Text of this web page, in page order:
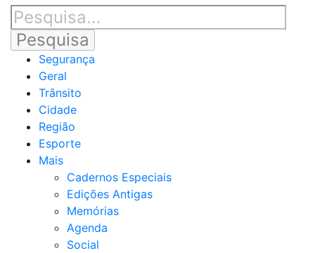
Segurança
Geral
Trânsito
Cidade
Região
Esporte
Mais
Cadernos Especiais
Edições Antigas
Memórias
Agenda
Social